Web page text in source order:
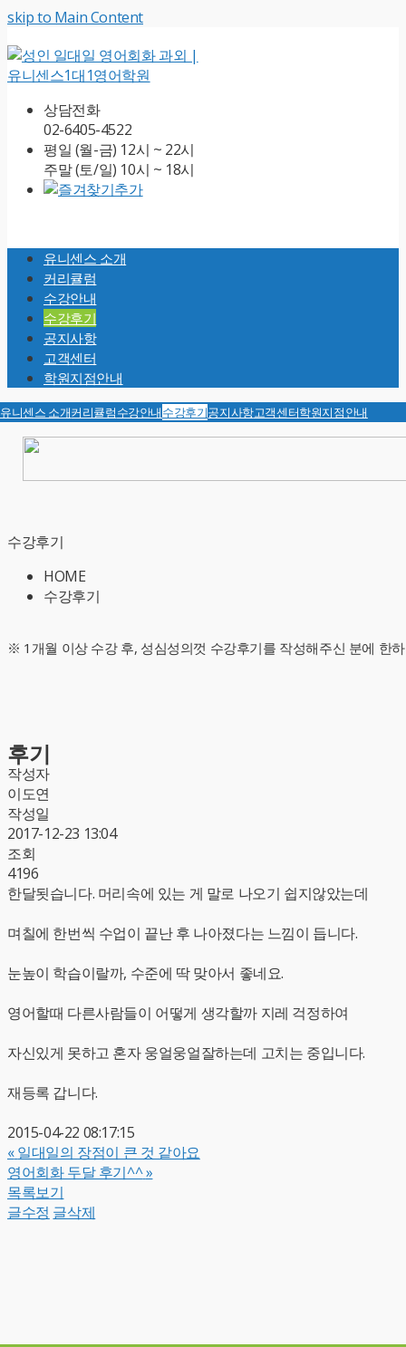
skip to Main Content
상담전화
02-6405-4522
평일 (월-금) 12시 ~ 22시
주말 (토/일) 10시 ~ 18시
Menu유니센스 소개
커리큘럼
수강안내
수강후기
공지사항
고객센터
학원지점안내
유니센스 소개커리큘럼수강안내수강후기공지사항고객센터학원지점안내
수강후기
HOME
수강후기
※ 1개월 이상 수강 후, 성심성의껏 수강후기를 작성해주신 분에 한
후기
작성자
이도연
작성일
2017-12-23 13:04
조회
4196
한달됫습니다. 머리속에 있는 게 말로 나오기 쉽지않았는데
며칠에 한번씩 수업이 끝난 후 나아졌다는 느낌이 듭니다.
눈높이 학습이랄까, 수준에 딱 맞아서 좋네요.
영어할때 다른사람들이 어떻게 생각할까 지레 걱정하여
자신있게 못하고 혼자 웅얼웅얼잘하는데 고치는 중입니다.
재등록 갑니다.
2015-04-22 08:17:15
«일대일의 장점이 큰 것 같아요
영어회화 두달 후기^^»
목록보기
글수정 글삭제